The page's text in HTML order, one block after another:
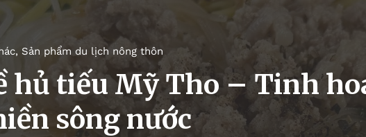
, Sản phẩm du lịch nông thôn
hủ tiếu Mỹ Tho – Tinh
sông nước